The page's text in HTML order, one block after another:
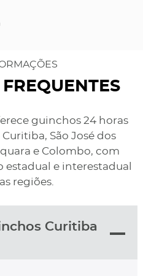
guinchos 24 horas
São José dos
e Colombo, com
e interestadual
regiões.
Curitiba